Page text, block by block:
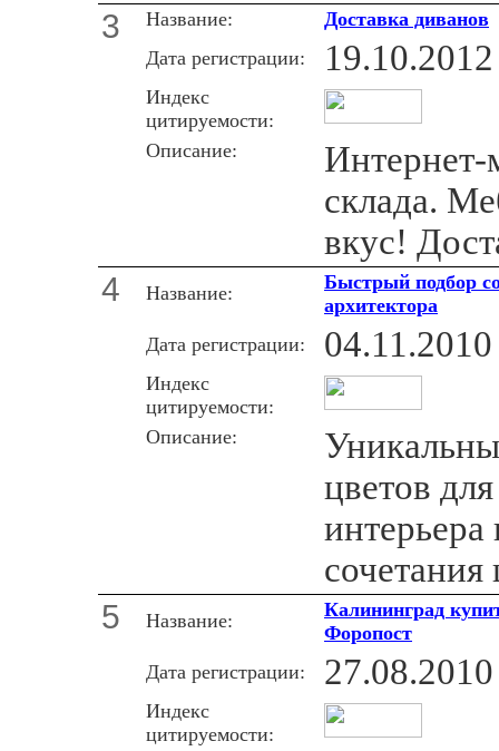
3 Название:
Доставка диванов
Дата регистрации:
19.10.2012
Индекс
цитируемости:
Описание:
Интернет-
склада.
вкус!
4 Название:
Быстрый подбор
архитектора
Дата регистрации:
04.11.2010
Индекс
цитируемости:
Описание:
цветов
сочетания
5 Название:
Калининград
Форопост
Дата регистрации:
27.08.2010
Индекс
цитируемости: